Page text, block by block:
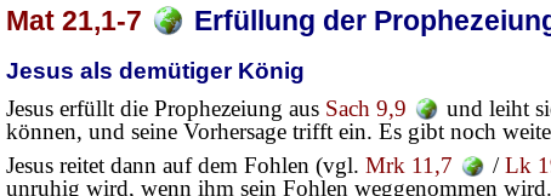
Mat 21,1-7 Erfüllung der
Jesus als demütiger König
Jesus erfüllt die Prophezeiung aus Sach 9,9
und leiht
können, und seine Vorhersage trifft ein. Es gibt noch
Jesus reitet dann auf dem Fohlen (vgl. Mrk 11,7 /Lk
unruhig wird, wenn ihm sein Fohlen weggenommen wird.